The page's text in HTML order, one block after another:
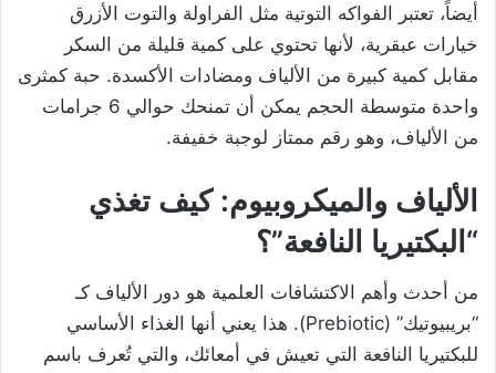
أيضاً، تعتبر الفواكه التوتية مثل الفراولة والتوت الأزرق
خيارات عبقرية، لأنها تحتوي على كمية قليلة من السكر
مقابل كمية كبيرة من الألياف ومضادات الأكسدة. حبة كمثرى
واحدة متوسطة الحجم يمكن أن تمنحك حوالي 6 جرامات
من الألياف، وهو رقم ممتاز لوجبة خفيفة.
الألياف والميكروبيوم: كيف تغذي
“البكتيريا النافعة”؟
من أحدث وأهم الاكتشافات العلمية هو دور الألياف كـ
“بريبيوتيك” (Prebiotic). هذا يعني أنها الغذاء الأساسي
للبكتيريا النافعة التي تعيش في أمعائك، والتي تُعرف باسم